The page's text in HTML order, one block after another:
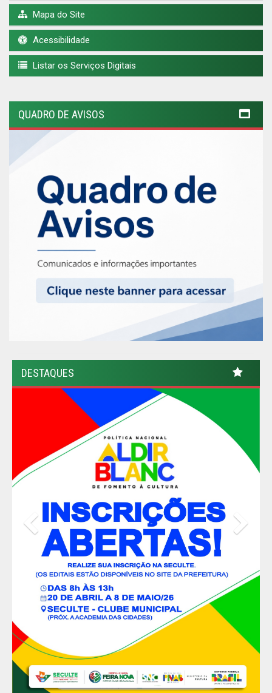
Mapa do Site
Acessibilidade
Listar os Serviços Digitais
QUADRO DE AVISOS
DESTAQUES
Previous